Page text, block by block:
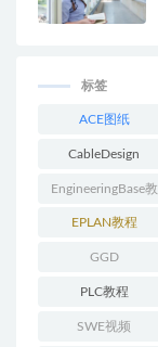
标签
ACE图纸
CableDesign
EngineeringBase教
程
EPLAN教程
GGD
PLC教程
SWE视频